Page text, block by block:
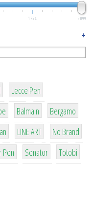
1 574 2 099
+
2
Lecce Pen
4
Balmain
26
Bergamo
4
LINE ART
90
No Brand
Pen
15
Senator
43
Totobi